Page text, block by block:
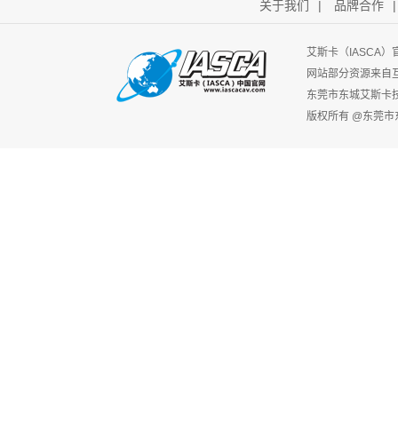
关于我们 | 品牌合作
艾斯卡（IASCA）
网站部分资源来自
东莞市东城艾斯卡
版权所有 @东莞